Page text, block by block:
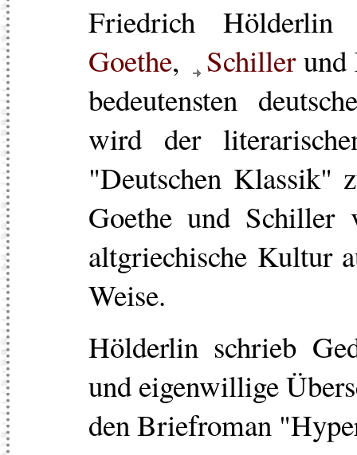
Friedrich
Goethe, Schillerund
bedeutensten
wird der
"Deutschen Klassik"
Goethe und Schiller
altgriechische Kultur
Weise.
Hölderlin schrieb
und eigenwillige
den Briefroman